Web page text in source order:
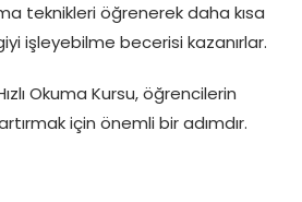
teknikleri öğrenerek daha kısa
işleyebilme becerisi kazanırlar.
Okuma Kursu, öğrencilerin
için önemli bir adımdır.